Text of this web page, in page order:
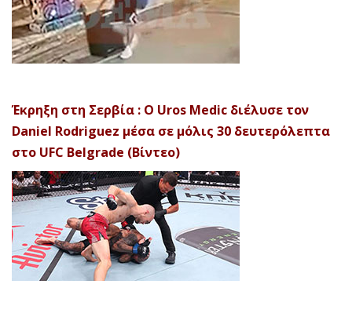
Έκρηξη στη Σερβία : Ο Uros Medic διέλυσε τον
Daniel Rodriguez μέσα σε μόλις 30 δευτερόλεπτα
στο UFC Belgrade (Βίντεο)